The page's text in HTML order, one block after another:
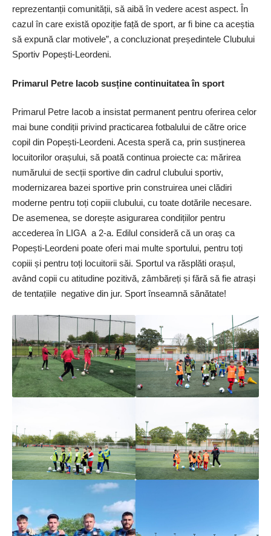
reprezentanții comunității, să aibă în vedere acest aspect. În
cazul în care există opoziție față de sport, ar fi bine ca aceștia
să expună clar motivele”, a concluzionat președintele Clubului
Sportiv Popești-Leordeni.
Primarul Petre Iacob susține continuitatea în sport
Primarul Petre Iacob a insistat permanent pentru oferirea celor
mai bune condiții privind practicarea fotbalului de către orice
copil din Popești-Leordeni. Acesta speră ca, prin susținerea
locuitorilor orașului, să poată continua proiecte ca: mărirea
numărului de secții sportive din cadrul clubului sportiv,
modernizarea bazei sportive prin construirea unei clădiri
moderne pentru toți copiii clubului, cu toate dotările necesare.
De asemenea, se dorește asigurarea condițiilor pentru
accederea în LIGA a 2-a. Edilul consideră că un oraș ca
Popești-Leordeni poate oferi mai multe sportului, pentru toți
copiii și pentru toți locuitorii săi. Sportul va răsplăti orașul,
având copii cu atitudine pozitivă, zâmbăreți și fără să fie atrași
de tentațiile negative din jur. Sport înseamnă sănătate!